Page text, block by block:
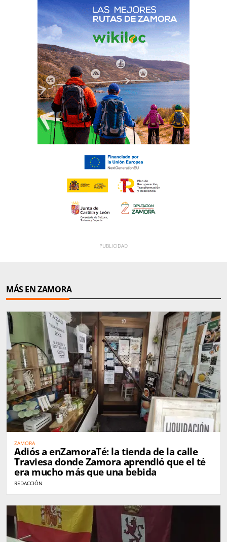
MÁS EN ZAMORA
ZAMORA
Adiós a enZamoraTé: la tienda de la calle
Traviesa donde Zamora aprendió que el té
era mucho más que una bebida
REDACCIÓN